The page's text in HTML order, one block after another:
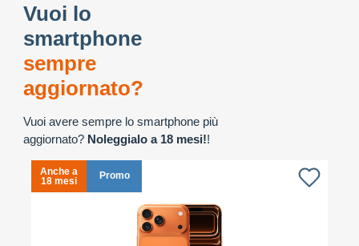
Vuoi lo
smartphone
sempre
aggiornato?
Vuoi avere sempre lo smartphone più
aggiornato? Noleggialo a 18 mesi!!
Anche a
18 mesi
Promo